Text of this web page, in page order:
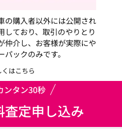
の購入者以外には公開され
しており、取引のやりとり
仲介し、お客様が実際にや
ックのみです。
はこちら
ンタン30秒
定申し込み